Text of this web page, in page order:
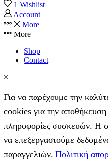
1 Wishlist
Account
More
More
Shop
Contact
Για να παρέχουμε την
cookies για την
πληροφορίες συσκευών. Η
να επεξεργαστούμε
παραγγελιών. Πολιτική